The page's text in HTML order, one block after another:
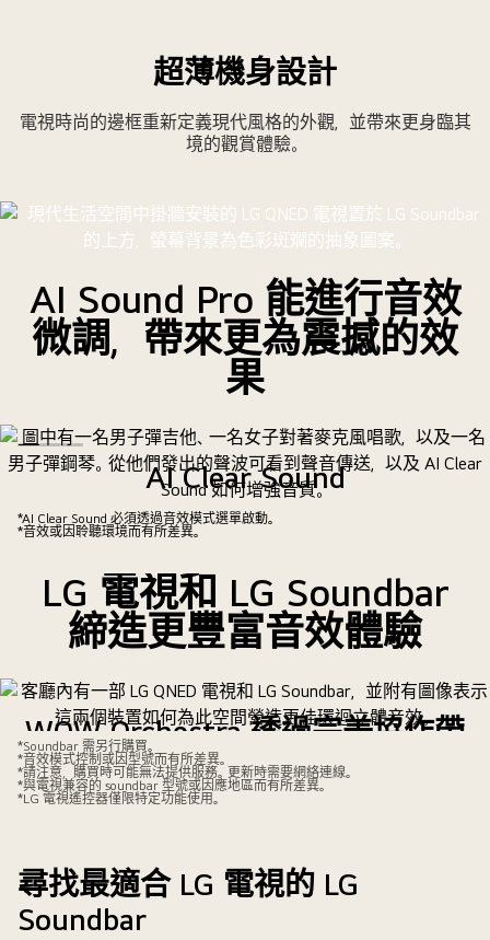
超薄機身設計
電視時尚的邊框重新定義現代風格的外觀，並帶來更身臨其
境的觀賞體驗。
AI Sound Pro 能進行音效
微調，帶來更為震撼的效
果
AI Clear Sound
精準的音調校正可提升清晰度，帶來非凡的音效體驗。
*AI Clear Sound 必須透過音效模式選單啟動。
*音效或因聆聽環境而有所差異。
LG 電視和 LG Soundbar
締造更豐富音效體驗
WOW Orchestra 透過完美協作帶
來身臨其境的音效體驗
LG QNED 電視和 LG Soundbar 是一對最佳拍檔，互相和諧運
*Soundbar 需另行購買。
*音效模式控制或因型號而有所差異。
*請注意，購買時可能無法提供服務。更新時需要網絡連線。
*與電視兼容的 soundbar 型號或因應地區而有所差異。
*LG 電視遙控器僅限特定功能使用。
尋找最適合 LG 電視的 LG
Soundbar